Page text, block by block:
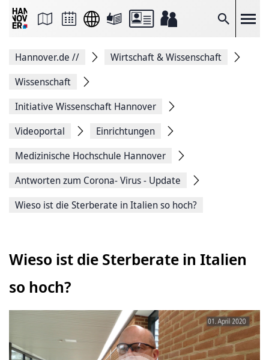
Suche
Seite
Facebook
teilen
Seitenlink
Seite
Hannover.de //
Wirtschaft & Wissenschaft
Wissenschaft
Initiative Wissenschaft Hannover
Videoportal
Einrichtungen
Medizinische ­Hochschule ­Hannover
Antworten zum Corona- Virus - Update
Wieso ist die Sterberate in Italien so hoch?
Wieso ist die Sterberate in Italien
so hoch?